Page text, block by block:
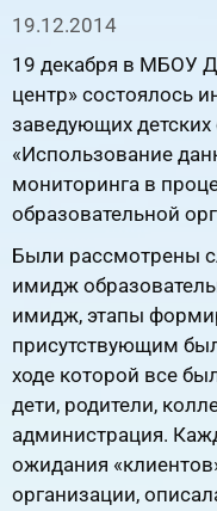
19.12.2014
19 декабря в МБОУ
центр» состоялось
заведующих
«Использование
мониторинга в
образовательной
Были рассмотрены
имидж
имидж, этапы
присутствующим
ходе которой все
дети, родители,
администрация.
ожидания
организации,